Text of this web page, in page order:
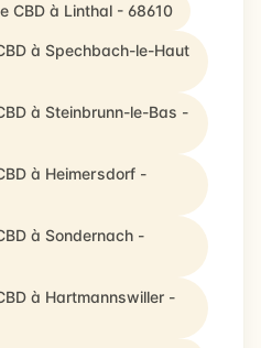
CBD à Linthal - 68610
à Spechbach-le-Haut
à Steinbrunn-le-Bas -
à Heimersdorf -
à Sondernach -
à Hartmannswiller -